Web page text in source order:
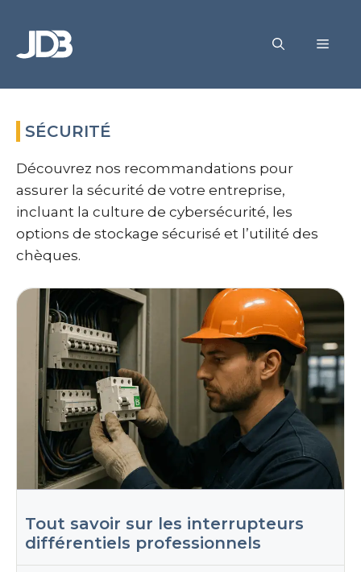
contenu
SÉCURITÉ
Découvrez nos recommandations pour
assurer la sécurité de votre entreprise,
incluant la culture de cybersécurité, les
options de stockage sécurisé et l’utilité des
chèques.
Tout savoir sur les interrupteurs
différentiels professionnels